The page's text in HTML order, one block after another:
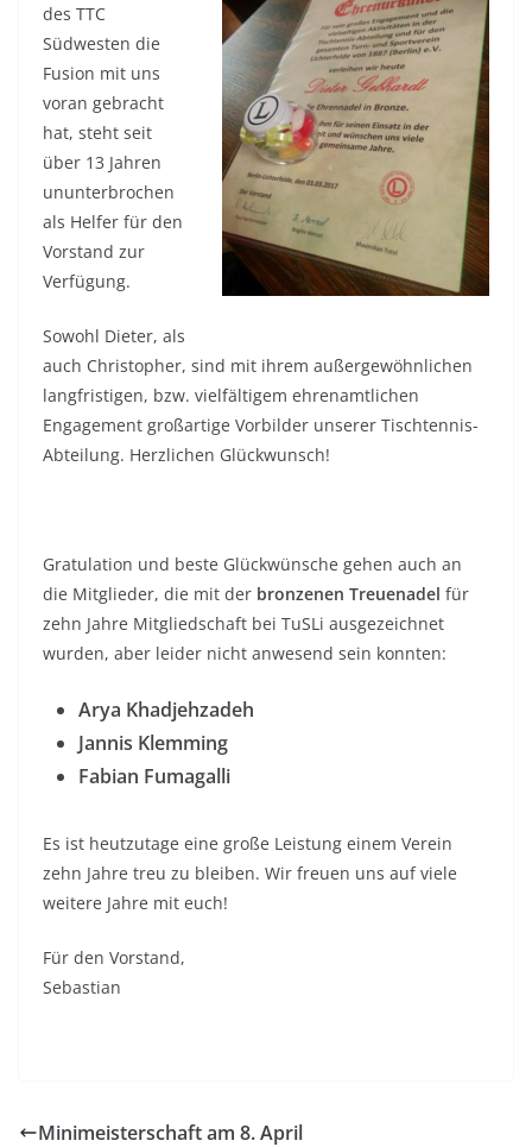
des TTC
Südwesten die
Fusion mit uns
voran gebracht
hat, steht seit
über 13 Jahren
ununterbrochen
als Helfer für den
Vorstand zur
Verfügung.
Sowohl Dieter, als
auch Christopher, sind mit ihrem außergewöhnlichen
langfristigen, bzw. vielfältigem ehrenamtlichen
Engagement großartige Vorbilder unserer Tischtennis-
Abteilung. Herzlichen Glückwunsch!
Gratulation und beste Glückwünsche gehen auch an
die Mitglieder, die mit der bronzenen Treuenadel für
zehn Jahre Mitgliedschaft bei TuSLi ausgezeichnet
wurden, aber leider nicht anwesend sein konnten:
Arya Khadjehzadeh
Jannis Klemming
Fabian Fumagalli
Es ist heutzutage eine große Leistung einem Verein
zehn Jahre treu zu bleiben. Wir freuen uns auf viele
weitere Jahre mit euch!
Für den Vorstand,
Sebastian
Minimeisterschaft am 8. April